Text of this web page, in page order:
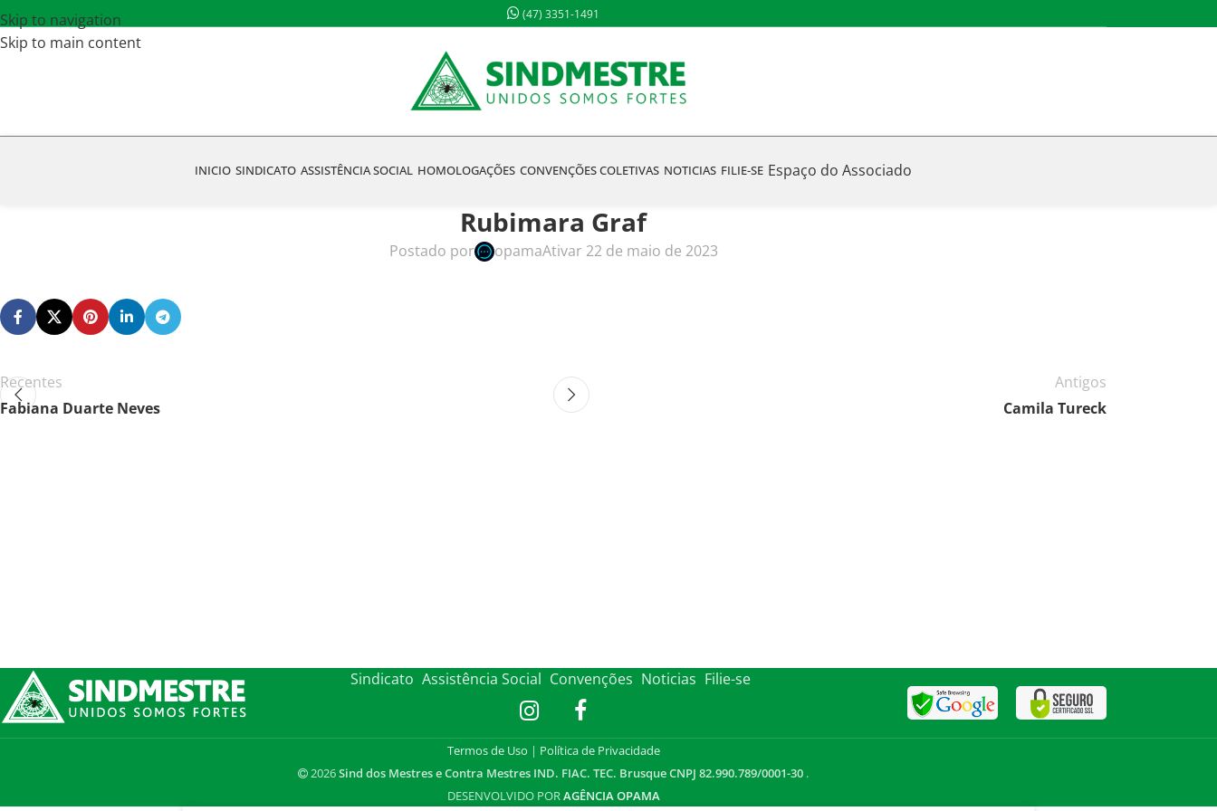
Skip to navigation
Skip to main content
(47) 3351-1491
INICIO SINDICATO ASSISTÊNCIA SOCIAL HOMOLOGAÇÕES CONVENÇÕES COLETIVAS NOTICIAS FILIE-SE Espaço do Associado
Rubimara Graf
Postado por opamaAtivar 22 de maio de 2023
Recentes
Fabiana Duarte Neves
Antigos
Camila Tureck
Sindicato Assistência Social Convenções Noticias Filie-se
Termos de Uso | Política de Privacidade
2026Sind dos Mestres e Contra Mestres IND. FIAC. TEC. Brusque CNPJ 82.990.789/0001-30 .
DESENVOLVIDO PORAGÊNCIA OPAMA